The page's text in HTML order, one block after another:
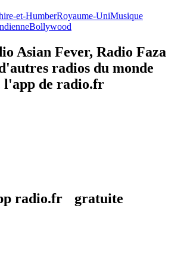
et-HumberRoyaume-UniMusique
Bollywood
Asian Fever, Radio Faza
radios du monde
l'app de radio.fr
radio.fr gratuite